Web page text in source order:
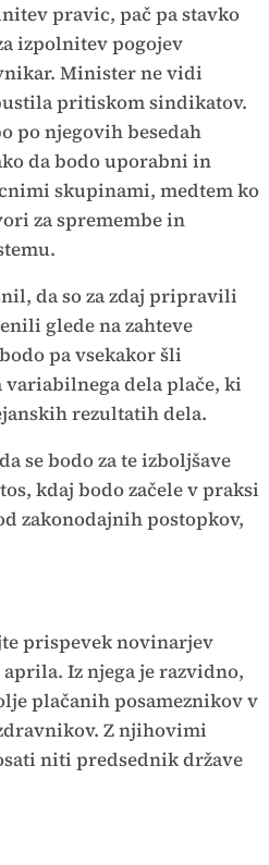
pravic, pač pa stavko
izpolnitev pogojev
Minister ne vidi
pritiskom sindikatov.
po njegovih besedah
da bodo uporabni in
skupinami, medtem ko
za spremembe in
da so za zdaj pripravili
glede na zahteve
pa vsekakor šli
dela plače, ki
rezultatih dela.
se bodo za te izboljšave
kdaj bodo začele v praksi
zakonodajnih postopkov,
prispevek novinarjev
Iz njega je razvidno,
plačanih posameznikov v
Z njihovimi
niti predsednik države